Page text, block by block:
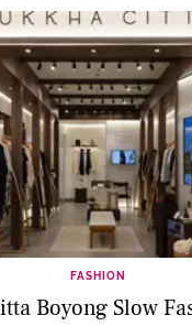
FASHION
Boyong Slow